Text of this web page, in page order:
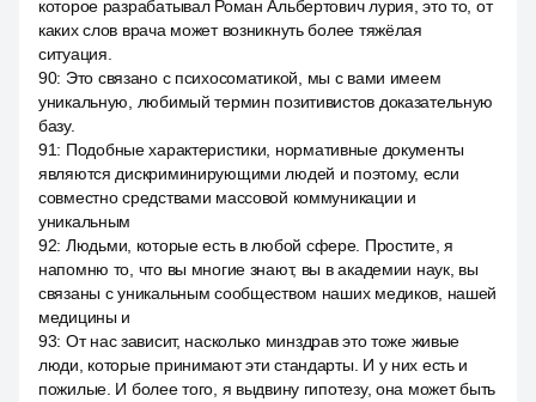
которое разрабатывал Роман Альбертович лурия, это то, от
каких слов врача может возникнуть более тяжёлая
ситуация.
90: Это связано с психосоматикой, мы с вами имеем
уникальную, любимый термин позитивистов доказательную
базу.
91: Подобные характеристики, нормативные документы
являются дискриминирующими людей и поэтому, если
совместно средствами массовой коммуникации и
уникальным
92: Людьми, которые есть в любой сфере. Простите, я
напомню то, что вы многие знают, вы в академии наук, вы
связаны с уникальным сообществом наших медиков, нашей
медицины и
93: От нас зависит, насколько минздрав это тоже живые
люди, которые принимают эти стандарты. И у них есть и
пожилые. И более того, я выдвину гипотезу, она может быть